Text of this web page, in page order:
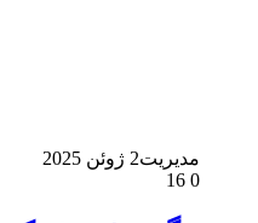
مدیریت2 ژوئن 2025
0